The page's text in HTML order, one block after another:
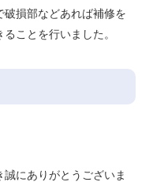
破損部などあれば補修を
ことを行いました。
にありがとうございま